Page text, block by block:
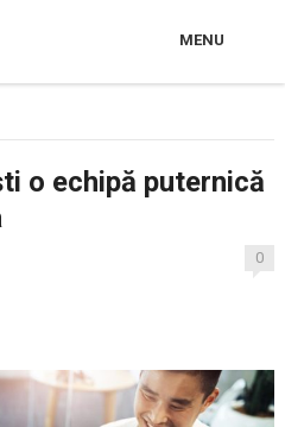
MENU
o echipă puternică
0